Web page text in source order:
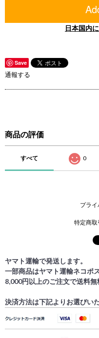
日本国内
Save
通報する
商品の評価
すべて 0
プラ
特定商
ヤマト運輸で発送します。
一部商品はヤマト運輸ネコポ
8,000円以上のご注文で送料無
決済方法は下記よりお選びい